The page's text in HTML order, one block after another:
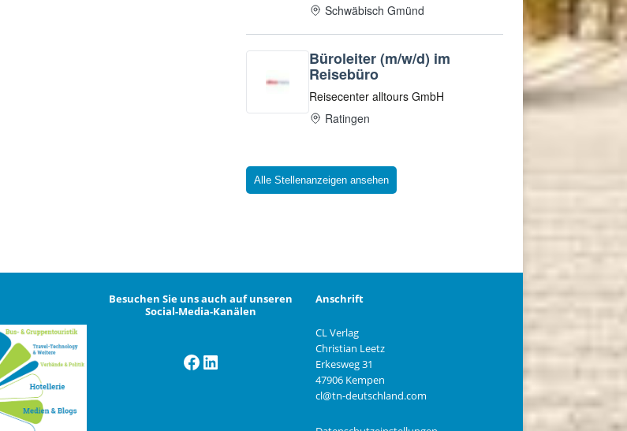
Alle Stellenanzeigen ansehen
Besuchen Sie uns auch auf unseren
Social-Media-Kanälen
Facebook
LinkedIn
Anschrift
CL Verlag
Christian Leetz
Erkesweg 31
47906 Kempen
cl@tn-deutschland.com